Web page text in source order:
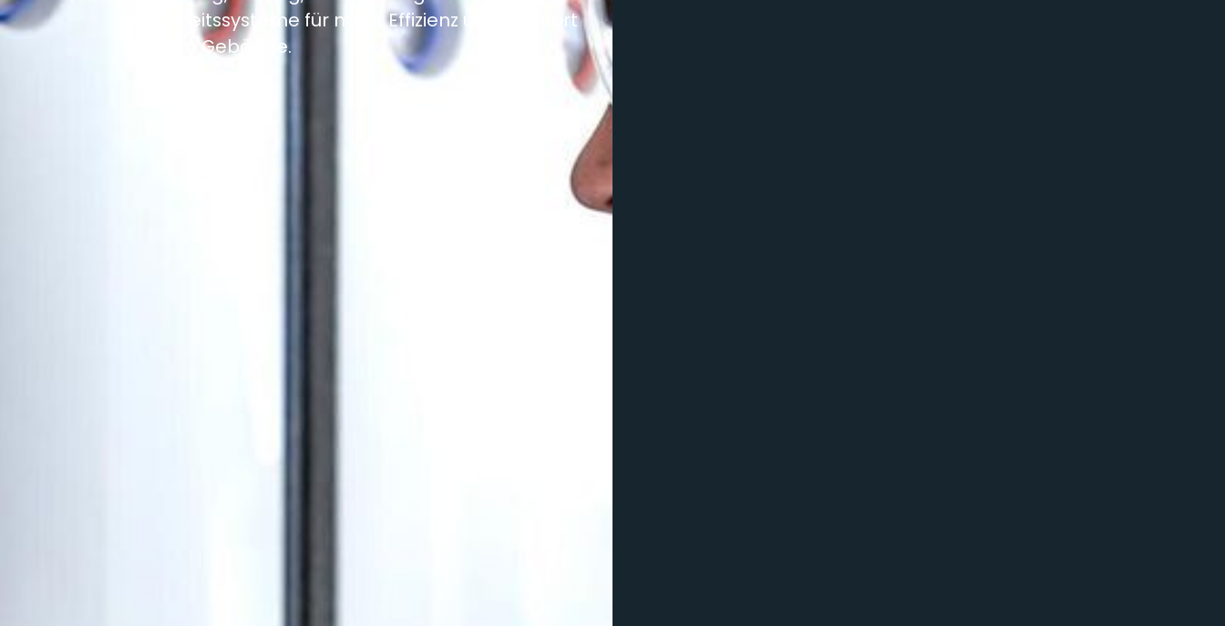
Energiemanagement
Sicherheitssysteme für mehr Effizienz und Komfort
in Ihrem Gebäude.